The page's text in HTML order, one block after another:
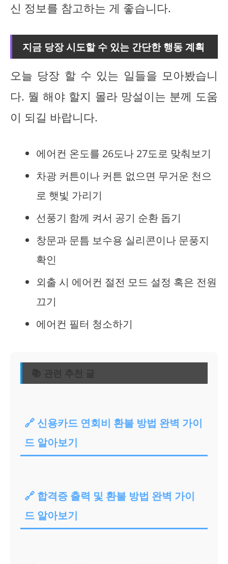
신 정보를 참고하는 게 좋습니다.
지금 당장 시도할 수 있는 간단한 행동 계획
오늘 당장 할 수 있는 일들을 모아봤습니
다. 뭘 해야 할지 몰라 망설이는 분께 도움
이 되길 바랍니다.
에어컨 온도를 26도나 27도로 맞춰보기
차광 커튼이나 커튼 없으면 무거운 천으
로 햇빛 가리기
선풍기 함께 켜서 공기 순환 돕기
창문과 문틈 보수용 실리콘이나 문풍지
확인
외출 시 에어컨 절전 모드 설정 혹은 전원
끄기
에어컨 필터 청소하기
📚 관련 추천 글
🔗 신용카드 연회비 환불 방법 완벽 가이
드 알아보기
🔗 합격증 출력 및 환불 방법 완벽 가이
드 알아보기